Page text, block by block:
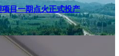
目一期点火正式投产